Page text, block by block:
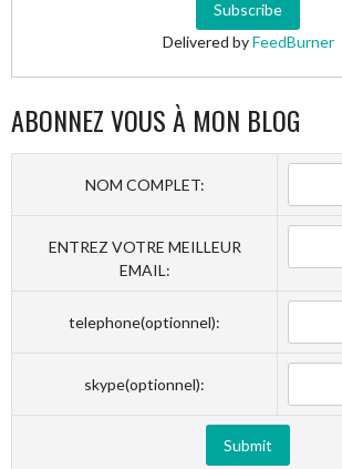
Delivered byFeedBurner
ABONNEZ VOUS À MON BLOG
NOM COMPLET:
ENTREZ VOTRE MEILLEUR
EMAIL:
telephone(optionnel):
skype(optionnel):